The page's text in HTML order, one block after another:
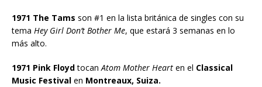
1971 The Tams son #1 en la lista británica de singles con su
tema Hey Girl Don’t Bother Me, que estará 3 semanas en lo
más alto.
1971 Pink Floydtocan Atom Mother Heart en el Classical
Music Festival en Montreaux, Suiza.